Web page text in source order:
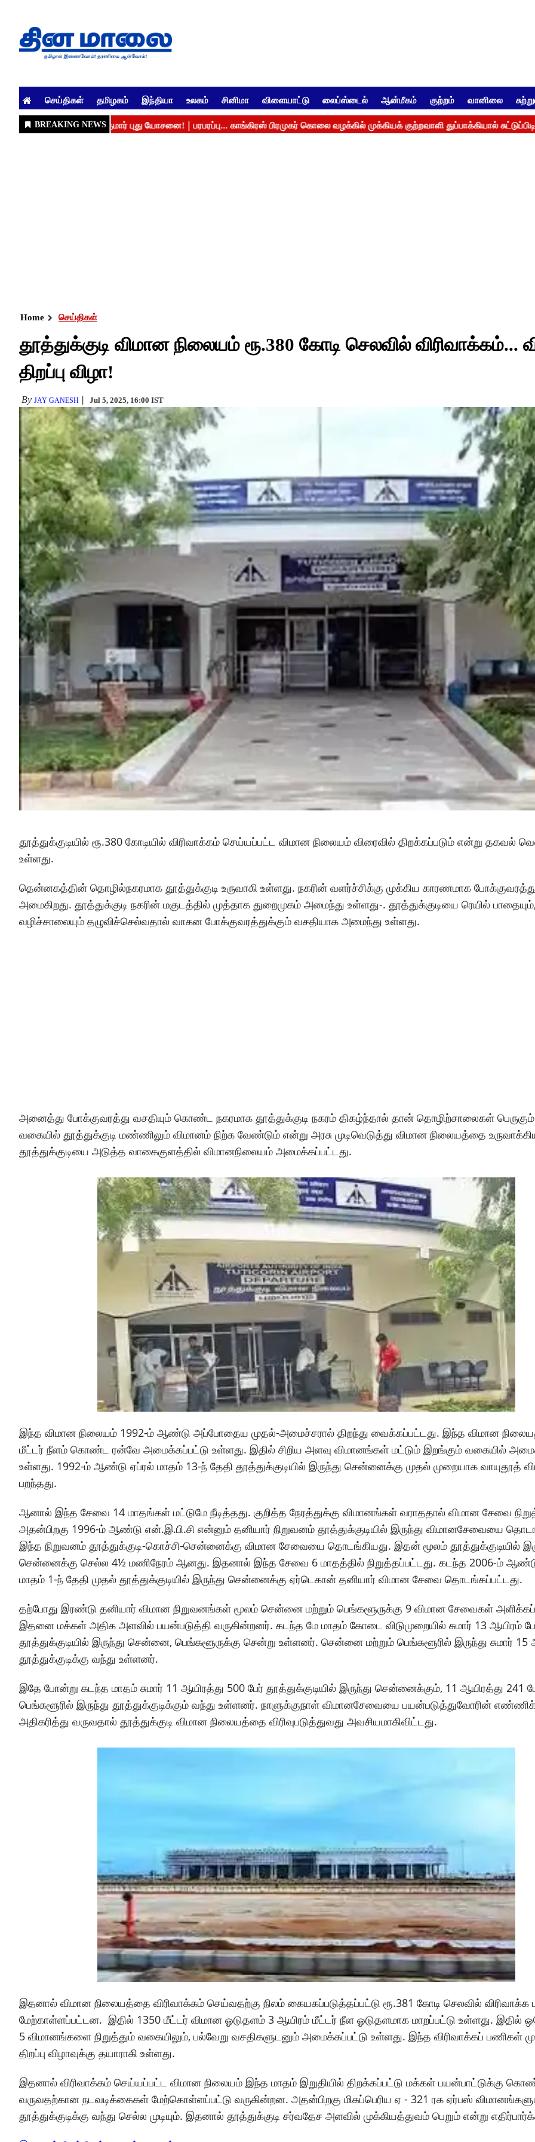
செய்திகள் தமிழகம் இந்தியா உலகம் சினிமா விளையாட்டு லைப்ஸ்டைல் ஆன்மீகம் குற்றம் வானிலை
Home செய்திகள்
தூத்துக்குடி விமான நிலையம் ரூ.380 கோடி செலவில் விரிவாக்கம்...
திறப்பு விழா!
By JAY GANESH Jul 5, 2025, 16:00 IST
தூத்துக்குடியில் ரூ.380 கோடியில் விரிவாக்கம் செய்யப்பட்ட விமான நிலையம் விரைவில் திறக்கப்படும் என்று தகவல்
உள்ளது.
தென்னகத்தின் தொழில்நகரமாக தூத்துக்குடி உருவாகி உள்ளது. நகரின் வளர்ச்சிக்கு முக்கிய காரணமாக
அமைகிறது. தூத்துக்குடி நகரின் மகுடத்தில் முத்தாக துறைமுகம் அமைந்து உள்ளது-. தூத்துக்குடியை ரெயில்
வழிச்சாலையும் தழுவிச்செல்வதால் வாகன போக்குவரத்துக்கும் வசதியாக அமைந்து உள்ளது.
அனைத்து போக்குவரத்து வசதியும் கொண்ட நகரமாக தூத்துக்குடி நகரம் திகழ்ந்தால் தான் தொழிற்சாலைகள்
வகையில் தூத்துக்குடி மண்ணிலும் விமானம் நிற்க வேண்டும் என்று அரசு முடிவெடுத்து விமான நிலையத்தை
தூத்துக்குடியை அடுத்த வாகைகுளத்தில் விமானநிலையம் அமைக்கப்பட்டது.
இந்த விமான நிலையம் 1992-ம் ஆண்டு அப்போதைய முதல்-அமைச்சரால் திறந்து வைக்கப்பட்டது. இந்த விமான
மீட்டர் நீளம் கொண்ட ரன்வே அமைக்கப்பட்டு உள்ளது. இதில் சிறிய அளவு விமானங்கள் மட்டும் இறங்கும் வகையில்
உள்ளது. 1992-ம் ஆண்டு ஏப்ரல் மாதம் 13-ந் தேதி தூத்துக்குடியில் இருந்து சென்னைக்கு முதல் முறையாக வாயுதூத்
பறந்தது.
ஆனால் இந்த சேவை 14 மாதங்கள் மட்டுமே நீடித்தது. குறித்த நேரத்துக்கு விமானங்கள் வராததால் விமான சேவை
அதன்பிறகு 1996-ம் ஆண்டு என்.இ.பி.சி என்னும் தனியார் நிறுவனம் தூத்துக்குடியில் இருந்து விமானசேவையை
இந்த நிறுவனம் தூத்துக்குடி-கொச்சி-சென்னைக்கு விமான சேவையை தொடங்கியது. இதன் மூலம் தூத்துக்குடியில்
சென்னைக்கு செல்ல 4½ மணிநேரம் ஆனது. இதனால் இந்த சேவை 6 மாதத்தில் நிறுத்தப்பட்டது. கடந்த 2006-ம்
மாதம் 1-ந் தேதி முதல் தூத்துக்குடியில் இருந்து சென்னைக்கு ஏர்டெகான் தனியார் விமான சேவை தொடங்கப்பட்டது.
தற்போது இரண்டு தனியார் விமான நிறுவனங்கள் மூலம் சென்னை மற்றும் பெங்களூருக்கு 9 விமான சேவைகள்
இதனை மக்கள் அதிக அளவில் பயன்படுத்தி வருகின்றனர். கடந்த மே மாதம் கோடை விடுமுறையில் சுமார் 13 ஆயிரம்
தூத்துக்குடியில் இருந்து சென்னை, பெங்களூருக்கு சென்று உள்ளனர். சென்னை மற்றும் பெங்களூரில் இருந்து சுமார் 15
தூத்துக்குடிக்கு வந்து உள்ளனர்.
இதே போன்று கடந்த மாதம் சுமார் 11 ஆயிரத்து 500 பேர் தூத்துக்குடியில் இருந்து சென்னைக்கும், 11 ஆயிரத்து 241
பெங்களூரில் இருந்து தூத்துக்குடிக்கும் வந்து உள்ளனர். நாளுக்குநாள் விமானசேவையை பயன்படுத்துவோரின்
அதிகரித்து வருவதால் தூத்துக்குடி விமான நிலையத்தை விரிவுபடுத்துவது அவசியமாகிவிட்டது.
இதனால் விமான நிலையத்தை விரிவாக்கம் செய்வதற்கு நிலம் கையகப்படுத்தப்பட்டு ரூ.381 கோடி செலவில்
மேற்காள்ளப்பட்டன. இதில் 1350 மீட்டர் விமான ஓடுதளம் 3 ஆயிரம் மீட்டர் நீள ஓடுதளமாக மாறப்பட்டு உள்ளது. இதில்
5 விமானங்களை நிறுத்தும் வகையிலும், பல்வேறு வசதிகளுடனும் அமைக்கப்பட்டு உள்ளது. இந்த விரிவாக்கப் பணிகள்
திறப்பு விழாவுக்கு தயாராகி உள்ளது.
இதனால் விரிவாக்கம் செய்யப்பட்ட விமான நிலையம் இந்த மாதம் இறுதியில் திறக்கப்பட்டு மக்கள் பயன்பாட்டுக்கு
வருவதற்கான நடவடிக்கைகள் மேற்கொள்ளப்பட்டு வருகின்றன. அதன்பிறகு மிகப்பெரிய ஏ - 321 ரக ஏர்பஸ்
தூத்துக்குடிக்கு வந்து செல்ல முடியும். இதனால் தூத்துக்குடி சர்வதேச அளவில் முக்கியத்துவம் பெறும் என்று